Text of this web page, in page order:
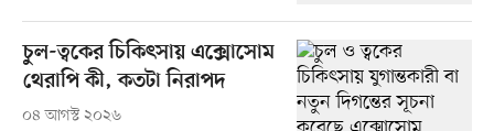
চুল-ত্বকের চিকিৎসায় এক্সোসোম
থেরাপি কী, কতটা নিরাপদ
০৪ আগস্ট ২০২৬